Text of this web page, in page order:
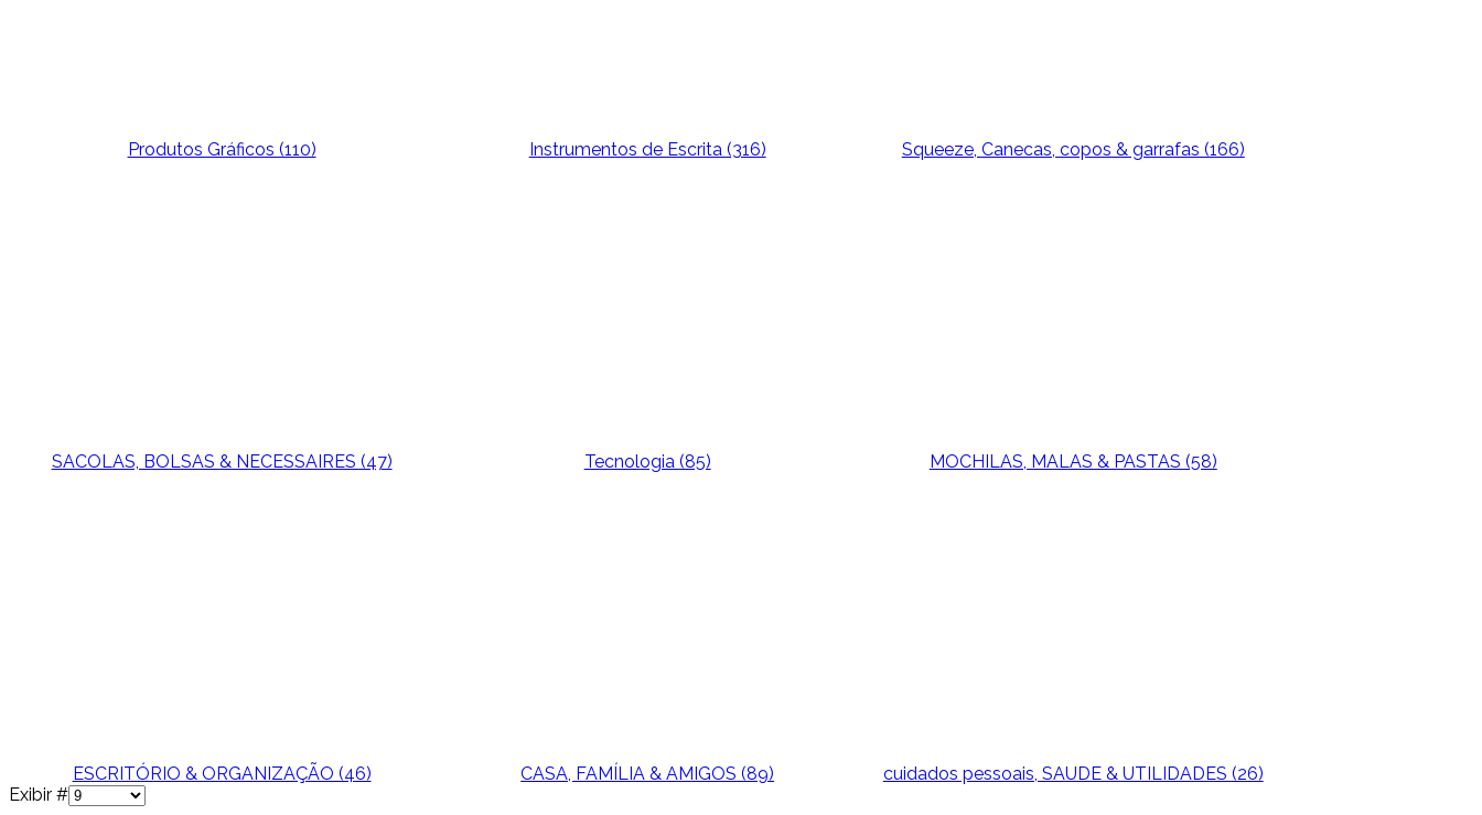
Produtos Gráficos (110) Instrumentos de Escrita (316) Squeeze, Canecas, copos & garrafas (166)
SACOLAS, BOLSAS & NECESSAIRES (47) Tecnologia (85) MOCHILAS, MALAS & PASTAS (58)
ESCRITÓRIO & ORGANIZAÇÃO (46) CASA, FAMÍLIA & AMIGOS (89)
cuidados pessoais, SAUDE & UTILIDADES (26)
Exibir #